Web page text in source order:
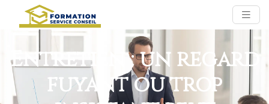
Entretien : un regard
fuyant ou trop